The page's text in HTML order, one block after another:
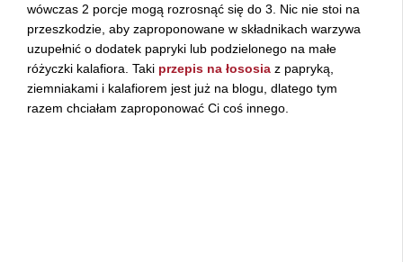
wówczas 2 porcje mogą rozrosnąć się do 3. Nic nie stoi na
przeszkodzie, aby zaproponowane w składnikach warzywa
uzupełnić o dodatek papryki lub podzielonego na małe
różyczki kalafiora. Taki przepis na łososia z papryką,
ziemniakami i kalafiorem jest już na blogu, dlatego tym
razem chciałam zaproponować Ci coś innego.